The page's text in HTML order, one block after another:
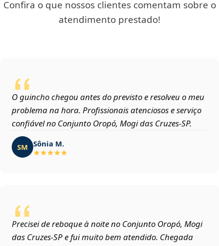
Confira o que nossos clientes comentam sobre o
atendimento prestado!
O guincho chegou antes do previsto e resolveu o meu
problema na hora. Profissionais atenciosos e serviço
confiável no Conjunto Oropó, Mogi das Cruzes‑SP.
SM Sônia M.
Precisei de reboque à noite no Conjunto Oropó, Mogi
das Cruzes‑SP e fui muito bem atendido. Chegada